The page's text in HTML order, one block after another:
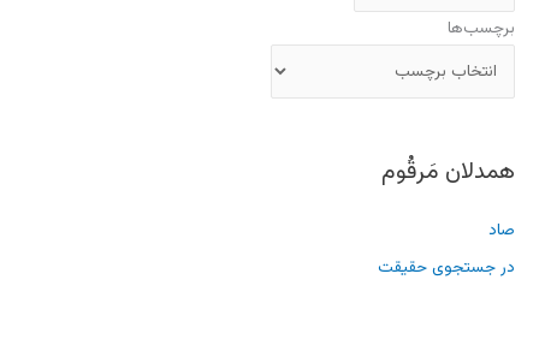
برچسب‌ها
همدلان مَرقُوم
صاد
در جستجوی حقیقت